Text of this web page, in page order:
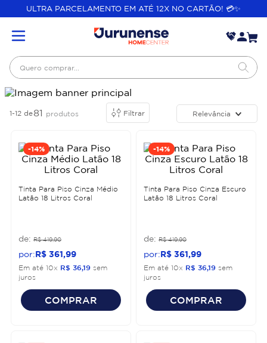
ULTRA PARCELAMENTO EM ATÉ 12X NO CARTÃO! 💳✨
Quero comprar...
1-12 de81 produtos Filtrar Relevância
-14%
Tinta Para Piso Cinza Médio
Latão 18 Litros Coral
R$ 419,90
R$ 361,99
Em até 10x R$ 36,19 sem
juros
COMPRAR
-14%
Tinta Para Piso Cinza Escuro
Latão 18 Litros Coral
R$ 419,90
R$ 361,99
Em até 10x R$ 36,19 sem
juros
COMPRAR